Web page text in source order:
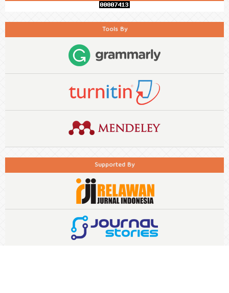
Tools By
Supported By